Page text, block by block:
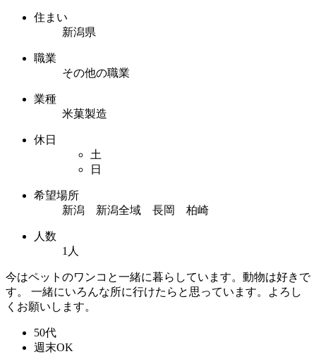
住まい
新潟県
職業
その他の職業
業種
米菓製造
休日
土
日
希望場所
新潟 新潟全域 長岡 柏崎
人数
1人
今はペットのワンコと一緒に暮らしています。動物は好きで
す。 一緒にいろんな所に行けたらと思っています。よろし
くお願いします。
50代
週末OK